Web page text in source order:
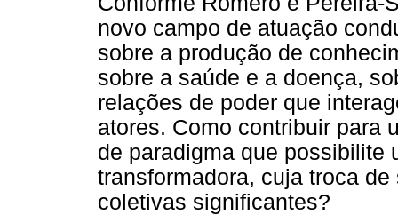
novo campo de atuação
sobre a produção de
sobre a saúde e a doença,
relações de poder que
atores. Como contribuir para
de paradigma que possibilite
transformadora, cuja troca
coletivas significantes?